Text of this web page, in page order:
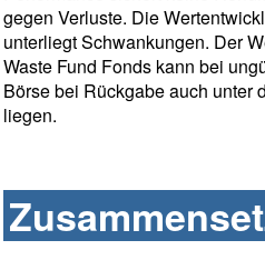
gegen Verluste. Die
unterliegt Schwankungen. Der
Waste Fund Fonds kann bei
Börse bei Rückgabe auch unter
liegen.